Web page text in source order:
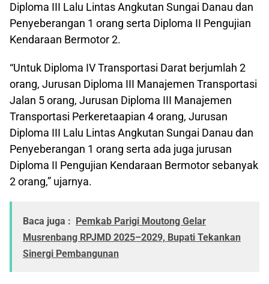
Diploma III Lalu Lintas Angkutan Sungai Danau dan
Penyeberangan 1 orang serta Diploma II Pengujian
Kendaraan Bermotor 2.
“Untuk Diploma IV Transportasi Darat berjumlah 2
orang, Jurusan Diploma III Manajemen Transportasi
Jalan 5 orang, Jurusan Diploma III Manajemen
Transportasi Perkeretaapian 4 orang, Jurusan
Diploma III Lalu Lintas Angkutan Sungai Danau dan
Penyeberangan 1 orang serta ada juga jurusan
Diploma II Pengujian Kendaraan Bermotor sebanyak
2 orang,” ujarnya.
Baca juga :
Pemkab Parigi Moutong Gelar
Musrenbang RPJMD 2025–2029, Bupati Tekankan
Sinergi Pembangunan